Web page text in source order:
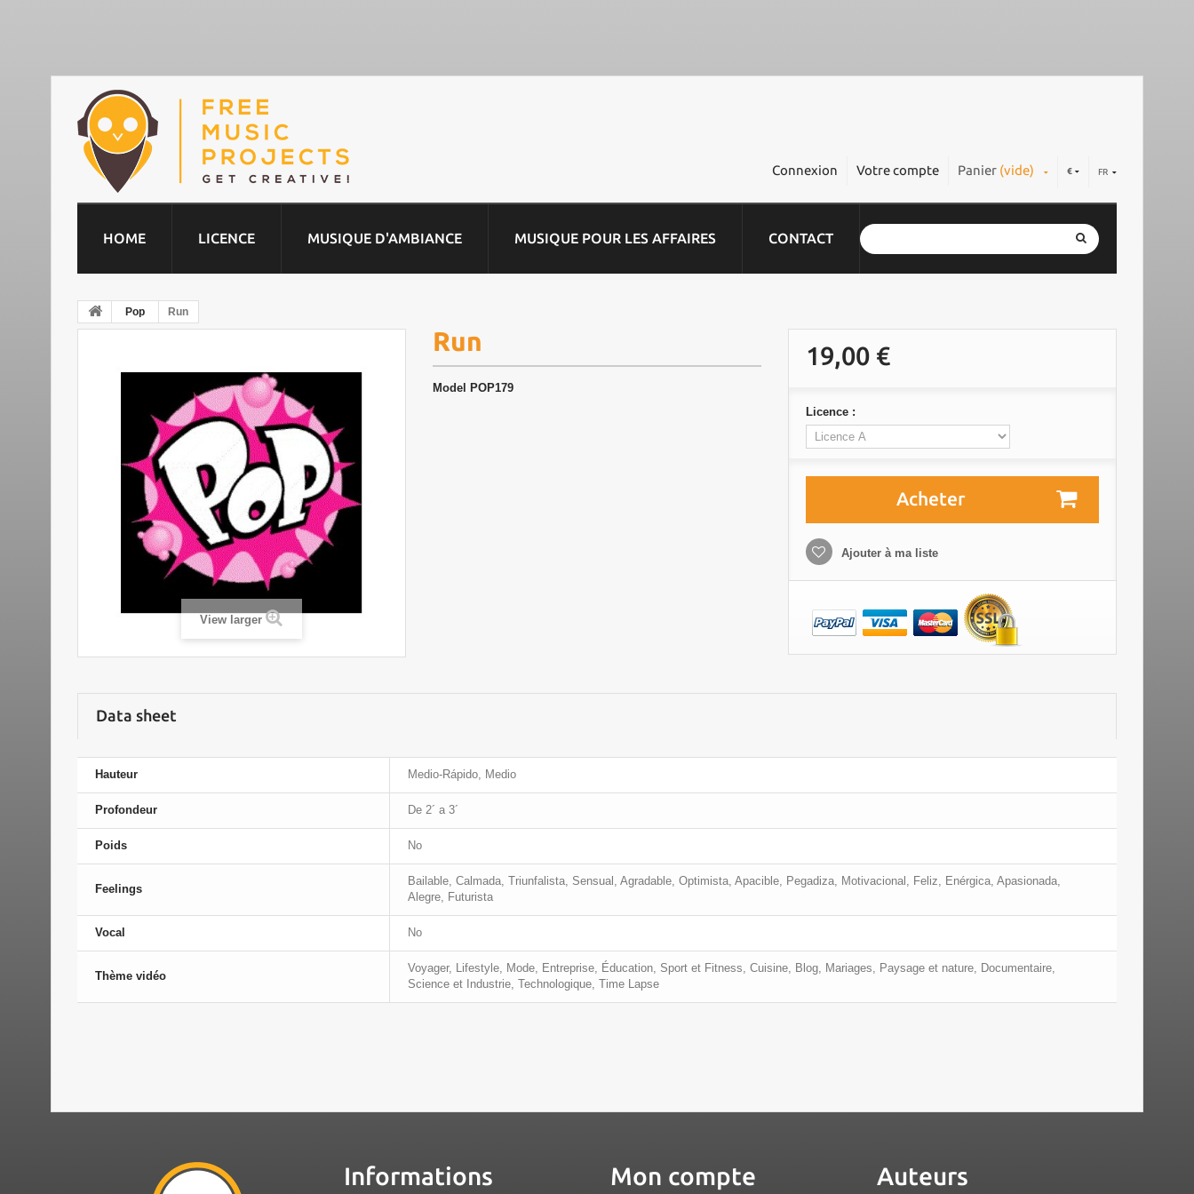
FR
€
Panier (vide)
Votre compte
Connexion
HOME LICENCE MUSIQUE D'AMBIANCE MUSIQUE POUR LES AFFAIRES CONTACT
Pop Run
View larger
Run
Model POP179
19,00 €
Licence :
Acheter
Ajouter à ma liste
Data sheet
Hauteur Medio-Rápido, Medio
Profondeur De 2´ a 3´
Poids No
Feelings
Bailable, Calmada, Triunfalista, Sensual, Agradable, Optimista, Apacible, Pegadiza, Motivacional, Feliz, Enérgica, Apasionada,
Alegre, Futurista
Vocal No
Thème vidéo
Voyager, Lifestyle, Mode, Entreprise, Éducation, Sport et Fitness, Cuisine, Blog, Mariages, Paysage et nature, Documentaire,
Science et Industrie, Technologique, Time Lapse
Informations Mon compte Auteurs